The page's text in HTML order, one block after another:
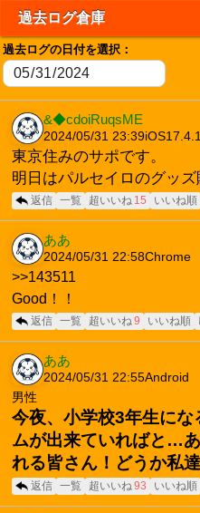
過去ログ倉庫
過去ログの日付を選択：
&◆cdoiRuqsME
2024/05/31 23:39
東京住みのサポです。
明日はパルセイロのグッズ
返信 一覧 超いいね 15 いいね順
ああ
2024/05/31 22:58Chrome
>>143511
Good！！
返信 一覧 超いいね 9 いいね順
ああ
2024/05/31 22:55Android
男性
今夜、小学校3年生に
ムが出来ていればと…
れる皆さん！どうか私
返信 一覧 超いいね 93 いいね順